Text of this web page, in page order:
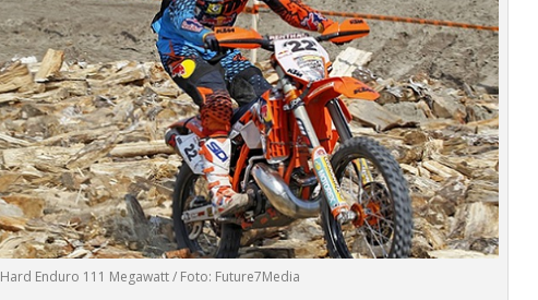
Hard Enduro 111 Megawatt / Foto: Future7Media